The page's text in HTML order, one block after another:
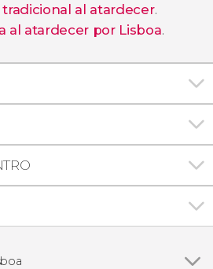
al atardecer.
al atardecer por Lisboa.